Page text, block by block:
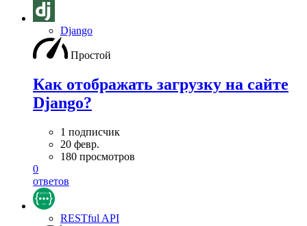
Django
Простой
Как отображать загрузку на сайте
Django?
1 подписчик
20 февр.
180 просмотров
0
ответов
RESTful API